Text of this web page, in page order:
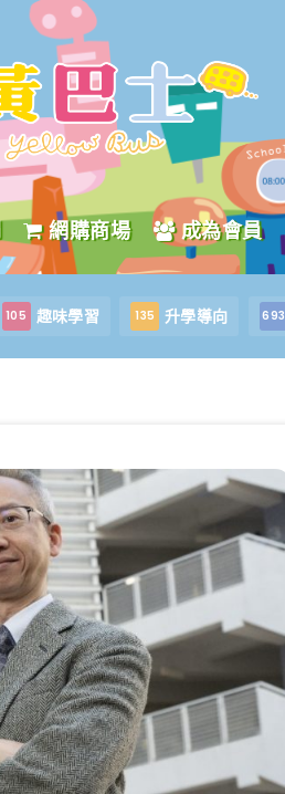
網購商場 成為會員
105 趣味學習 135 升學導向 693